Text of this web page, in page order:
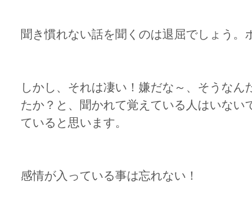
聞き慣れない話を聞くのは退屈でしょう。
しかし、それは凄い！嫌だな～、そうな
たか？と、聞かれて覚えている人はいない
ていると思います。
感情が入っている事は忘れない！